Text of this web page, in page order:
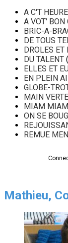
A C'T HEURE
A VOT' BON
BRIC-A-
DE TOUS
DROLES ET
DU TALENT
ELLES ET
EN PLEIN
GLOBE-
MAIN VERTE
MIAM MIAM
ON SE
REMUE
Mathieu,